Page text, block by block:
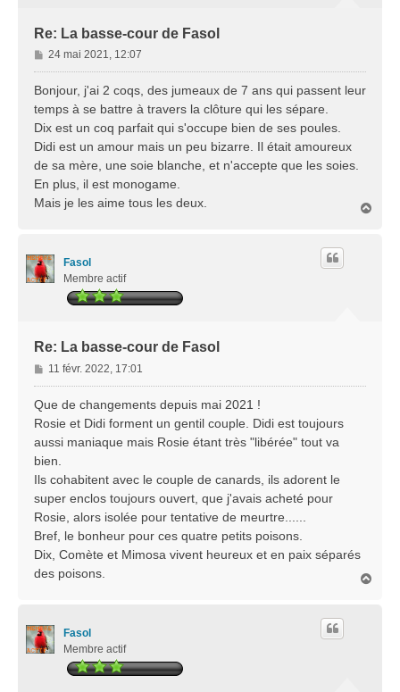
Re: La basse-cour de Fasol
M
e
s
g
e
24 mai 2021, 12:07
Bonjour, j'ai 2 coqs, des jumeaux de 7 ans qui passent leur
temps à se battre à travers la clôture qui les sépare.
Dix est un coq parfait qui s'occupe bien de ses poules.
Didi est un amour mais un peu bizarre. Il était amoureux
de sa mère, une soie blanche, et n'accepte que les soies.
En plus, il est monogame.
Mais je les aime tous les deux.
Fasol
Membre actif
Re: La basse-cour de Fasol
M
e
s
g
e
11 févr. 2022, 17:01
Que de changements depuis mai 2021 !
Rosie et Didi forment un gentil couple. Didi est toujours
aussi maniaque mais Rosie étant très "libérée" tout va
bien.
Ils cohabitent avec le couple de canards, ils adorent le
super enclos toujours ouvert, que j'avais acheté pour
Rosie, alors isolée pour tentative de meurtre......
Bref, le bonheur pour ces quatre petits poisons.
Dix, Comète et Mimosa vivent heureux et en paix séparés
des poisons.
Fasol
Membre actif